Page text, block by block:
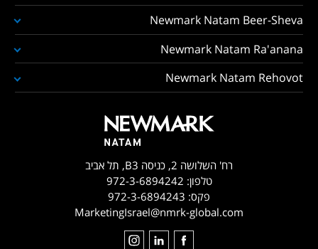
Newmark Natam Beer-Sheva
Newmark Natam Ra'anana
Newmark Natam Rehovot
רח' השלושה 2, כניסה B3, תל אביב
טלפון: 972-3-6894242
פקס: 972-3-6894243
MarketingIsrael@nmrk-global.com